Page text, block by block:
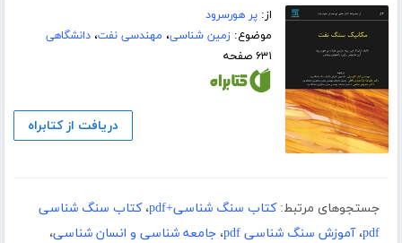
از:پر هورسرود
موضوع:زمین شناسی، مهندسی نفت،دانشگاهی
۶۳۱ صفحه
دریافت از کتابراه
جستجوهای مرتبط: کتاب سنگ شناسی+pdf ،کتاب سنگ شناسی
pdf،آموزش سنگ شناسی pdf ، جامعه شناسی و انسان شناسی،